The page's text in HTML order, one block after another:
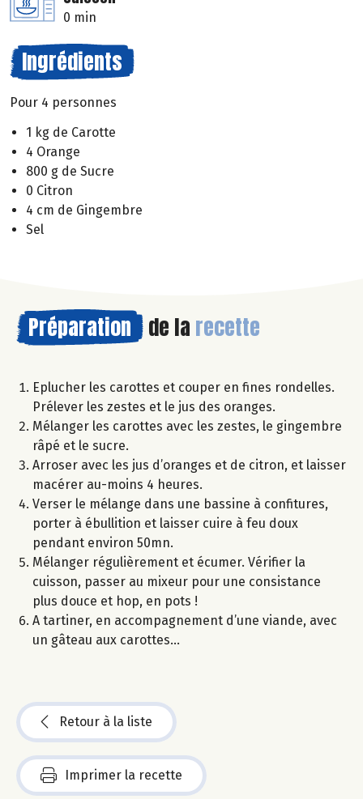
0 min
Ingrédients
Pour 4 personnes
1 kg de Carotte
4 Orange
800 g de Sucre
0 Citron
4 cm de Gingembre
Sel
Préparation de la recette
Eplucher les carottes et couper en fines rondelles.
Prélever les zestes et le jus des oranges.
Mélanger les carottes avec les zestes, le gingembre
râpé et le sucre.
Arroser avec les jus d’oranges et de citron, et laisser
macérer au-moins 4 heures.
Verser le mélange dans une bassine à confitures,
porter à ébullition et laisser cuire à feu doux
pendant environ 50mn.
Mélanger régulièrement et écumer. Vérifier la
cuisson, passer au mixeur pour une consistance
plus douce et hop, en pots !
A tartiner, en accompagnement d’une viande, avec
un gâteau aux carottes…
Retour à la liste
Imprimer la recette